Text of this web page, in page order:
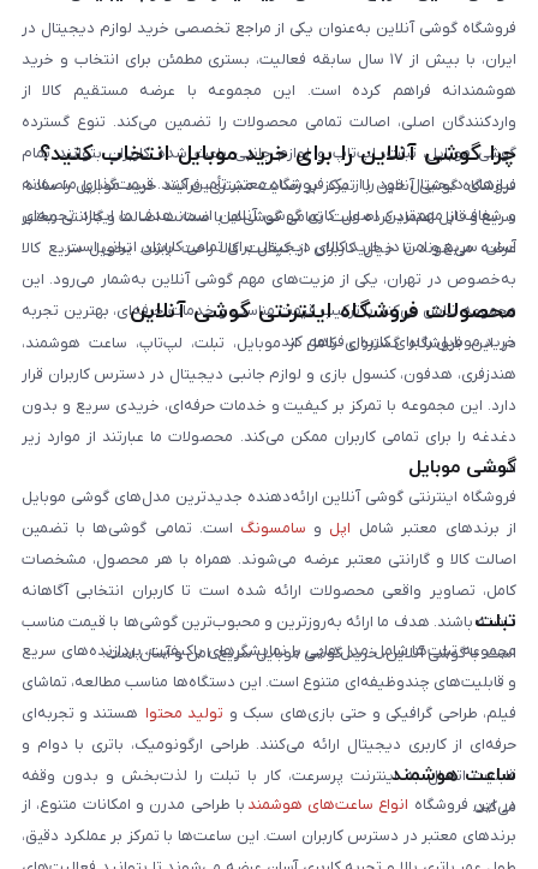
فروشگاه گوشی آنلاین به‌عنوان یکی از مراجع تخصصی خرید لوازم دیجیتال در
ایران، با بیش از ۱۷ سال سابقه فعالیت، بستری مطمئن برای انتخاب و خرید
هوشمندانه فراهم کرده است. این مجموعه با عرضه مستقیم کالا از
واردکنندگان اصلی، اصالت تمامی محصولات را تضمین می‌کند. تنوع گسترده
گوشی موبایل، تبلت، لپ‌تاپ و لوازم جانبی باعث شده کاربران بتوانند تمام
نیازهای دیجیتال خود را از یک فروشگاه معتبر تأمین کنند. قیمت‌گذاری منصفانه
و شفاف از مهم‌ترین اصول کاری گوشی آنلاین است. هدف ما ایجاد تجربه‌ای
آسان، سریع و امن در خرید کالای دیجیتال برای تمامی کاربران ایرانی است.
چرا گوشی آنلاین را برای خرید موبایل انتخاب کنید؟
فروشگاه گوشی آنلاین با تمرکز بر رضایت مشتری، فرآیند خرید موبایل را ساده،
سریع و قابل اعتماد کرده است. تمامی گوشی‌ها با ضمانت اصالت و گارانتی معتبر
عرضه می‌شوند تا خیال کاربران از کیفیت کالا راحت باشد. تحویل سریع کالا
به‌خصوص در تهران، یکی از مزیت‌های مهم گوشی آنلاین به‌شمار می‌رود. این
مجموعه تلاش می‌کند با ترکیب قیمت مناسب و خدمات حرفه‌ای، بهترین تجربه
خرید موبایل را برای کاربران فراهم کند.
محصولات فروشگاه اینترنتی گوشی آنلاین
در این فروشگاه گستره‌ای کامل از موبایل، تبلت، لپ‌تاپ، ساعت هوشمند،
هندزفری، هدفون، کنسول بازی و لوازم جانبی دیجیتال در دسترس کاربران قرار
دارد. این مجموعه با تمرکز بر کیفیت و خدمات حرفه‌ای، خریدی سریع و بدون
دغدغه را برای تمامی کاربران ممکن می‌کند. محصولات ما عبارتند از موارد زیر
است:
گوشی موبایل
فروشگاه اینترنتی گوشی آنلاین ارائه‌دهنده جدیدترین مدل‌های گوشی موبایل
از برندهای معتبر شامل اپل و سامسونگ است. تمامی گوشی‌ها با تضمین
اصالت کالا و گارانتی معتبر عرضه می‌شوند. همراه با هر محصول، مشخصات
کامل، تصاویر واقعی محصولات ارائه شده است تا کاربران انتخابی آگاهانه
داشته باشند. هدف ما ارائه به‌روزترین و محبوب‌ترین گوشی‌ها با قیمت مناسب
است. با گوشی آنلاین، خرید گوشی موبایل سریع، امن و آسان است.
تبلت
مجموعه تبلت‌ها شامل مدل‌هایی با نمایشگرهای باکیفیت، پردازنده‌های سریع
و قابلیت‌های چندوظیفه‌ای متنوع است. این دستگاه‌ها مناسب مطالعه، تماشای
فیلم، طراحی گرافیکی و حتی بازی‌های سبک و تولید محتوا هستند و تجربه‌ای
حرفه‌ای از کاربری دیجیتال ارائه می‌کنند. طراحی ارگونومیک، باتری با دوام و
قابلیت اتصال به اینترنت پرسرعت، کار با تبلت را لذت‌بخش و بدون وقفه
می‌کند.
ساعت هوشمند
در این فروشگاه انواع ساعت‌های هوشمند با طراحی مدرن و امکانات متنوع، از
برندهای معتبر در دسترس کاربران است. این ساعت‌ها با تمرکز بر عملکرد دقیق،